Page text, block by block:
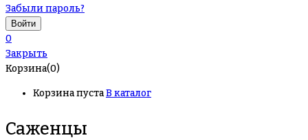
Забыли пароль?
0
Закрыть
Корзина(0)
Корзина пустаВ каталог
Саженцы